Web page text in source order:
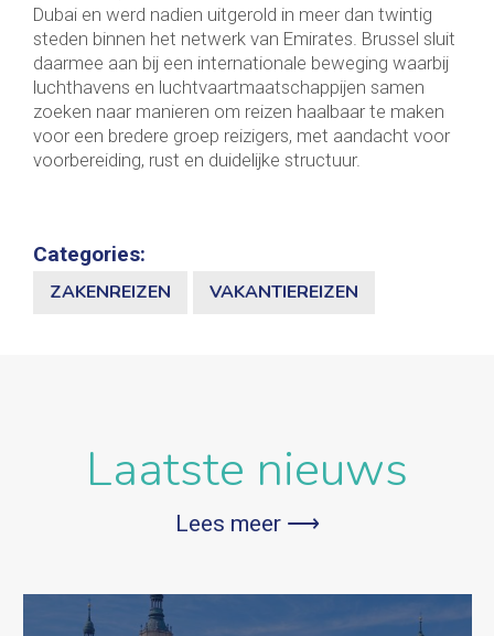
Dubai en werd nadien uitgerold in meer dan twintig
steden binnen het netwerk van Emirates. Brussel sluit
daarmee aan bij een internationale beweging waarbij
luchthavens en luchtvaartmaatschappijen samen
zoeken naar manieren om reizen haalbaar te maken
voor een bredere groep reizigers, met aandacht voor
voorbereiding, rust en duidelijke structuur.
Categories:
ZAKENREIZEN VAKANTIEREIZEN
Laatste nieuws
Lees meer ⟶